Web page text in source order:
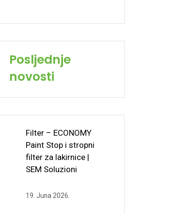
Posljednje
novosti
Filter – ECONOMY
Paint Stop i stropni
filter za lakirnice |
SEM Soluzioni
19. Juna 2026.